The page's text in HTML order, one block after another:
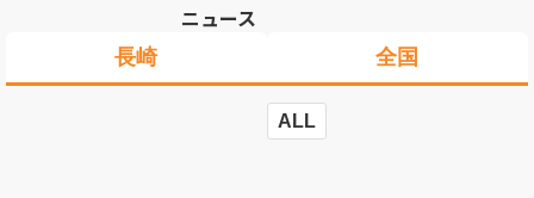
ニュース
長崎 全国
ALL